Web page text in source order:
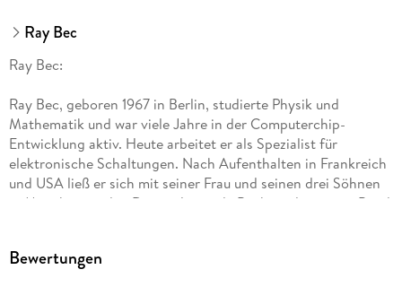
Ray Bec
Ray Bec:
Ray Bec, geboren 1967 in Berlin, studierte Physik und
Mathematik und war viele Jahre in der Computerchip-
Entwicklung aktiv. Heute arbeitet er als Spezialist für
elektronische Schaltungen. Nach Aufenthalten in Frankreich
und USA ließ er sich mit seiner Frau und seinen drei Söhnen
in München nieder. Das vorliegende Buch ist der zweite Band
Bewertungen